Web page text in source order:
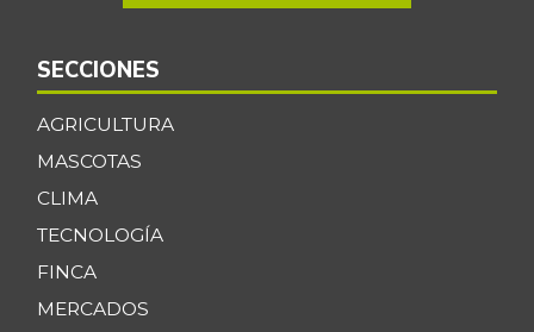
SECCIONES
AGRICULTURA
MASCOTAS
CLIMA
TECNOLOGÍA
FINCA
MERCADOS